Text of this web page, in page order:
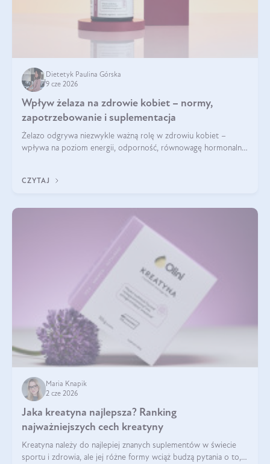
Dietetyk Paulina Górska
9 cze 2026
Wpływ żelaza na zdrowie kobiet – normy,
zapotrzebowanie i suplementacja
Żelazo odgrywa niezwykle ważną rolę w zdrowiu kobiet –
wpływa na poziom energii, odporność, równowagę hormonalną
zawrotów głowy czy problemów z
CZYTAJ
Maria Knapik
2 cze 2026
Jaka kreatyna najlepsza? Ranking
najważniejszych cech kreatyny
Kreatyna należy do najlepiej znanych suplementów w świecie
sportu i zdrowia, ale jej różne formy wciąż budzą pytania o to,